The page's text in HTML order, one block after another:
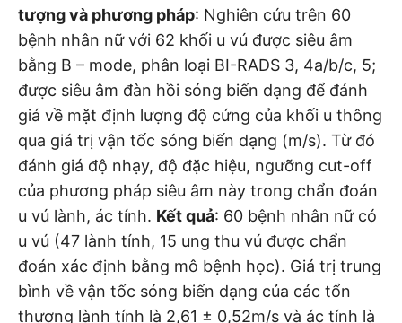
tượng và phương pháp: Nghiên cứu trên 60
bệnh nhân nữ với 62 khối u vú được siêu âm
bằng B – mode, phân loại BI-RADS 3, 4a/b/c, 5;
được siêu âm đàn hồi sóng biến dạng để đánh
giá về mặt định lượng độ cứng của khối u thông
qua giá trị vận tốc sóng biến dạng (m/s). Từ đó
đánh giá độ nhạy, độ đặc hiệu, ngưỡng cut-off
của phương pháp siêu âm này trong chẩn đoán
u vú lành, ác tính. Kết quả: 60 bệnh nhân nữ có
u vú (47 lành tính, 15 ung thu vú được chẩn
đoán xác định bằng mô bệnh học). Giá trị trung
bình về vận tốc sóng biến dạng của các tổn
thương lành tính là 2,61 ± 0,52m/s và ác tính là